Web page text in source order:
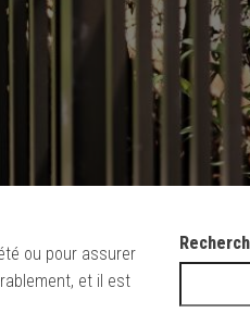
ou pour assurer
et il est